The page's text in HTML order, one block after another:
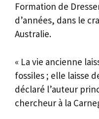
Formation de
d’années, dans le
Australie.
« La vie ancienne
fossiles ; elle laisse
déclaré l’auteur
chercheur à la